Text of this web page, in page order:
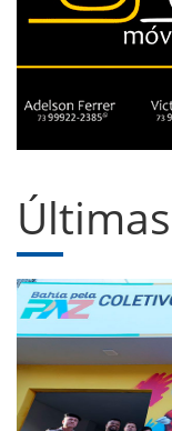
Últimas